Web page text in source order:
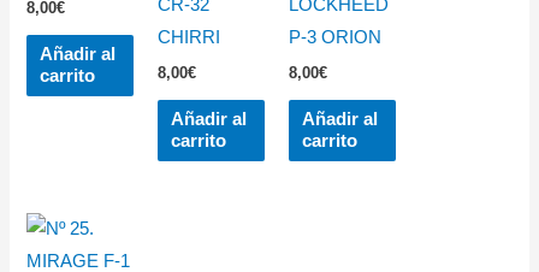
8,00€
Añadir al
carrito
CR-32
CHIRRI
8,00€
Añadir al
carrito
LOCKHEED
P-3 ORION
8,00€
Añadir al
carrito